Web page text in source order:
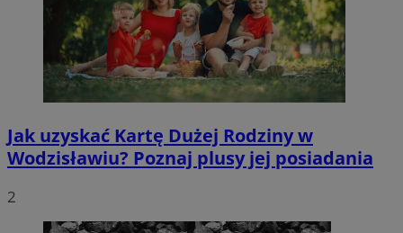
Jak uzyskać Kartę Dużej Rodziny w
Wodzisławiu? Poznaj plusy jej posiadania
2